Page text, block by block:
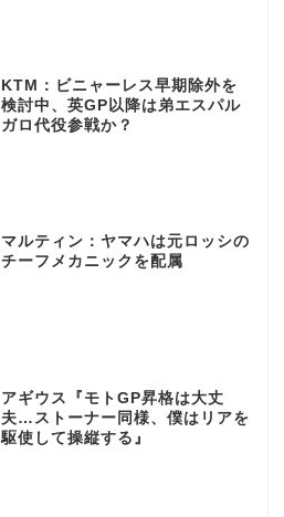
KTM：ビニャーレス早期除外を
検討中、英GP以降は弟エスパル
ガロ代役参戦か？
マルティン：ヤマハは元ロッシの
チーフメカニックを配属
アギウス『モトGP昇格は大丈
夫…ストーナー同様、僕はリアを
駆使して操縦する』